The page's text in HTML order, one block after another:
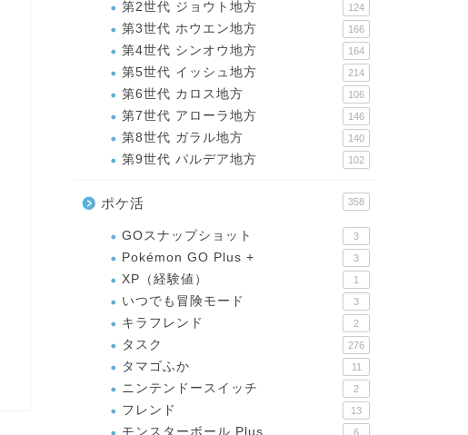
第2世代 ジョウト地方 124
第3世代 ホウエン地方 166
第4世代 シンオウ地方 164
第5世代 イッシュ地方 214
第6世代 カロス地方 106
第7世代 アローラ地方 146
第8世代 ガラル地方 140
第9世代 パルデア地方 102
ポケ活 358
GOスナップショット 3
Pokémon GO Plus + 3
XP（経験値） 1
いつでも冒険モード 3
キラフレンド 2
タスク 276
タマゴふか 11
ニンテンドースイッチ 2
フレンド 13
モンスターボール Plus 6